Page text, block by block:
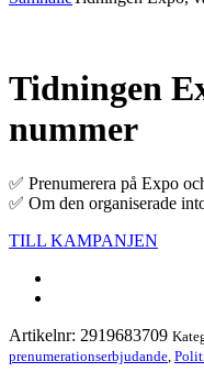
Tidningen
nummer
✅ Prenumerera på Expo
✅ Om den organiserade
TILL KAMPANJEN
Artikelnr: 2919683709
prenumerationserbjudande